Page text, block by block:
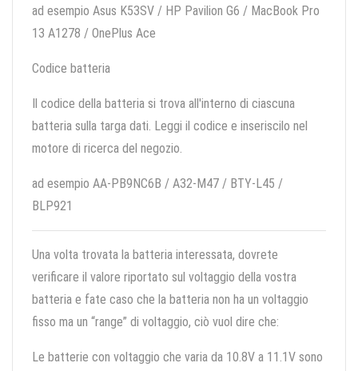
ad esempio Asus K53SV / HP Pavilion G6 / MacBook Pro
13 A1278 / OnePlus Ace
Codice batteria
Il codice della batteria si trova all'interno di ciascuna
batteria sulla targa dati. Leggi il codice e inseriscilo nel
motore di ricerca del negozio.
ad esempio AA-PB9NC6B / A32-M47 / BTY-L45 /
BLP921
Una volta trovata la batteria interessata, dovrete
verificare il valore riportato sul voltaggio della vostra
batteria e fate caso che la batteria non ha un voltaggio
fisso ma un “range” di voltaggio, ciò vuol dire che:
Le batterie con voltaggio che varia da 10.8V a 11.1V sono